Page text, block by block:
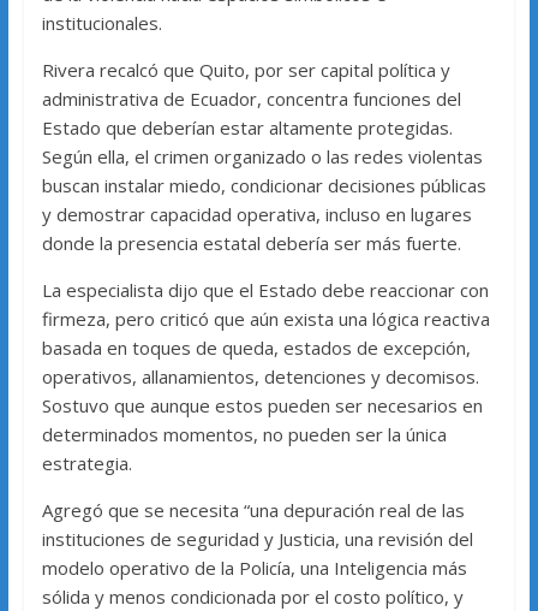
institucionales.
Rivera recalcó que Quito, por ser capital política y
administrativa de Ecuador, concentra funciones del
Estado que deberían estar altamente protegidas.
Según ella, el crimen organizado o las redes violentas
buscan instalar miedo, condicionar decisiones públicas
y demostrar capacidad operativa, incluso en lugares
donde la presencia estatal debería ser más fuerte.
La especialista dijo que el Estado debe reaccionar con
firmeza, pero criticó que aún exista una lógica reactiva
basada en toques de queda, estados de excepción,
operativos, allanamientos, detenciones y decomisos.
Sostuvo que aunque estos pueden ser necesarios en
determinados momentos, no pueden ser la única
estrategia.
Agregó que se necesita “una depuración real de las
instituciones de seguridad y Justicia, una revisión del
modelo operativo de la Policía, una Inteligencia más
sólida y menos condicionada por el costo político, y